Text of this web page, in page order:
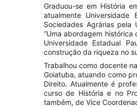
Graduou-se em História
atualmente Universidade
Sociedades Agrárias pela
“Uma abordagem
Universidade Estadual
construção da riqueza no
Trabalhou como docente
Goiatuba, atuando como
Direito. Atualmente é
curso de História e no
também, de Vice